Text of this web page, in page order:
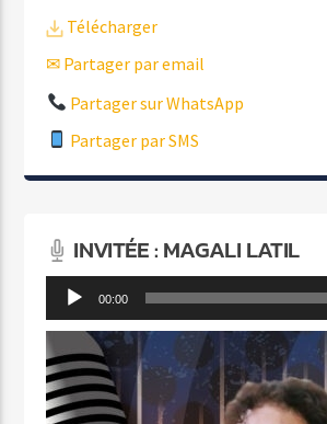
Télécharger
✉ Partager par email
Partager sur WhatsApp
Partager par SMS
INVITÉE : MAGALI LATIL
Lecteur 00:00